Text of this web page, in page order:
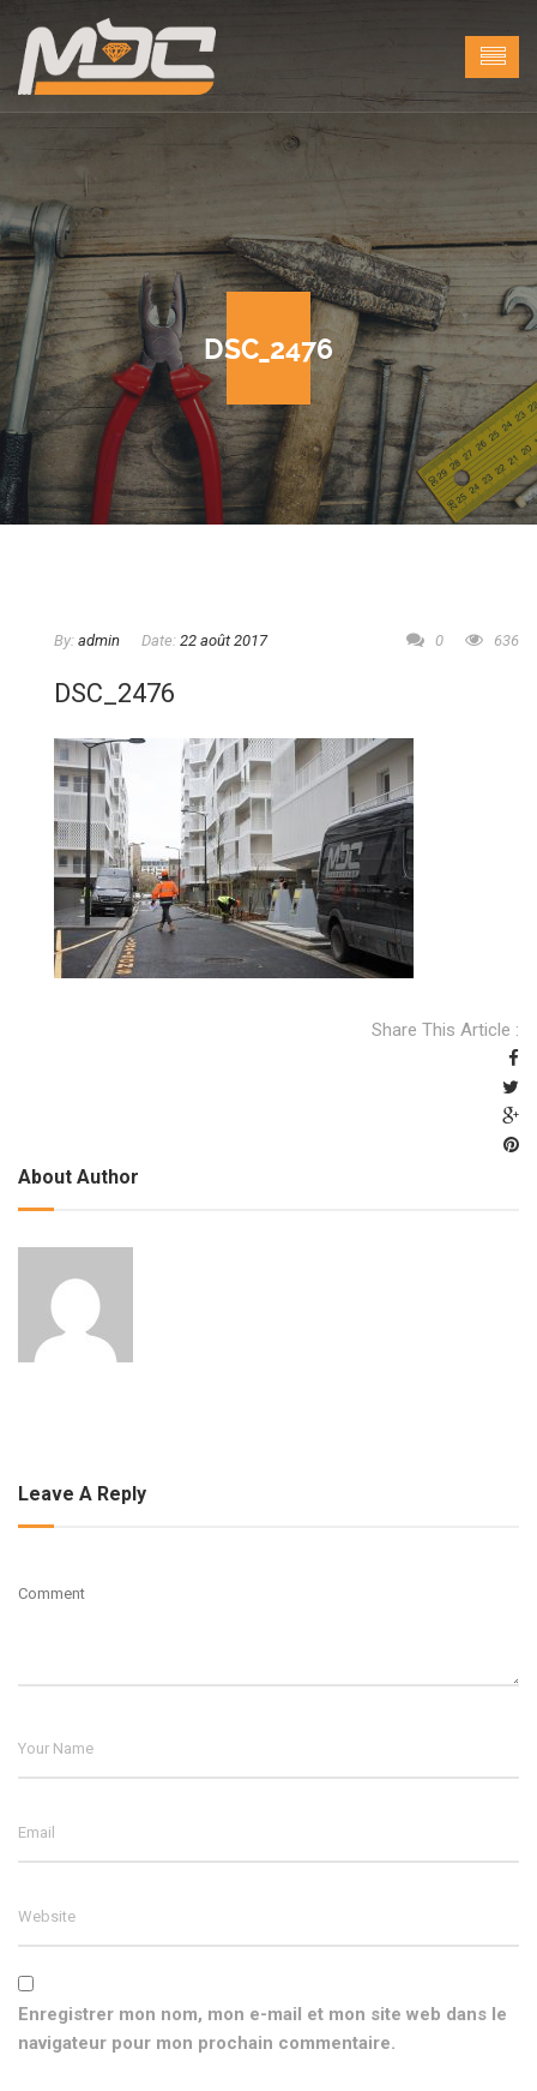
DSC_2476
By: admin Date: 22 août 2017 0 636
DSC_2476
Share This Article :
About Author
Leave A Reply
Enregistrer mon nom, mon e-mail et mon site web dans le
navigateur pour mon prochain commentaire.